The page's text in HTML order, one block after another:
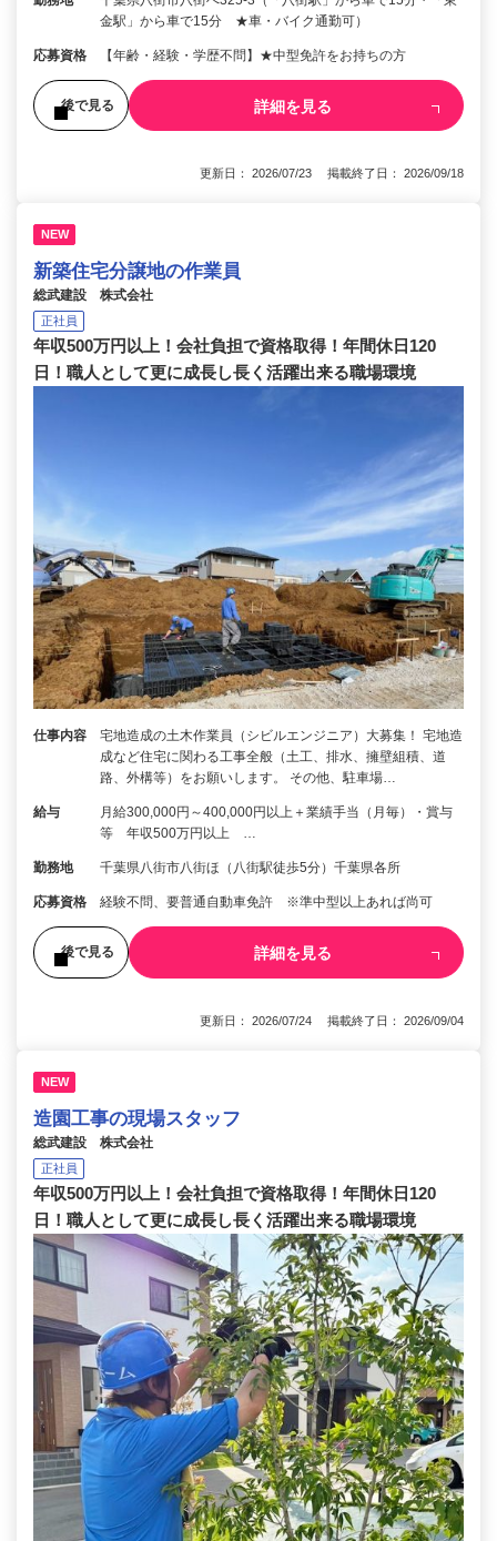
金駅」から車で15分 ★車・バイク通勤可）
応募資格 【年齢・経験・学歴不問】★中型免許をお持ちの方
後で見る 詳細を見る
更新日： 2026/07/23 掲載終了日： 2026/09/18
NEW
新築住宅分譲地の作業員
総武建設 株式会社
正社員
年収500万円以上！会社負担で資格取得！年間休日120
日！職人として更に成長し長く活躍出来る職場環境
仕事内容
宅地造成の土木作業員（シビルエンジニア）大募集！ 宅地造
成など住宅に関わる工事全般（土工、排水、擁壁組積、道
路、外構等）をお願いします。 その他、駐車場…
給与
月給300,000円～400,000円以上＋業績手当（月毎）・賞与
等 年収500万円以上 …
勤務地 千葉県八街市八街ほ（八街駅徒歩5分）千葉県各所
応募資格 経験不問、要普通自動車免許 ※準中型以上あれば尚可
後で見る 詳細を見る
更新日： 2026/07/24 掲載終了日： 2026/09/04
NEW
造園工事の現場スタッフ
総武建設 株式会社
正社員
年収500万円以上！会社負担で資格取得！年間休日120
日！職人として更に成長し長く活躍出来る職場環境